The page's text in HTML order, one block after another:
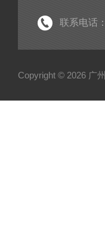
联系电话
Copyright © 2026 广